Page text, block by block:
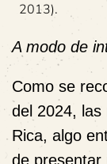
2013).
A modo de
Como se
del 2024, las
Rica, algo
de presentar